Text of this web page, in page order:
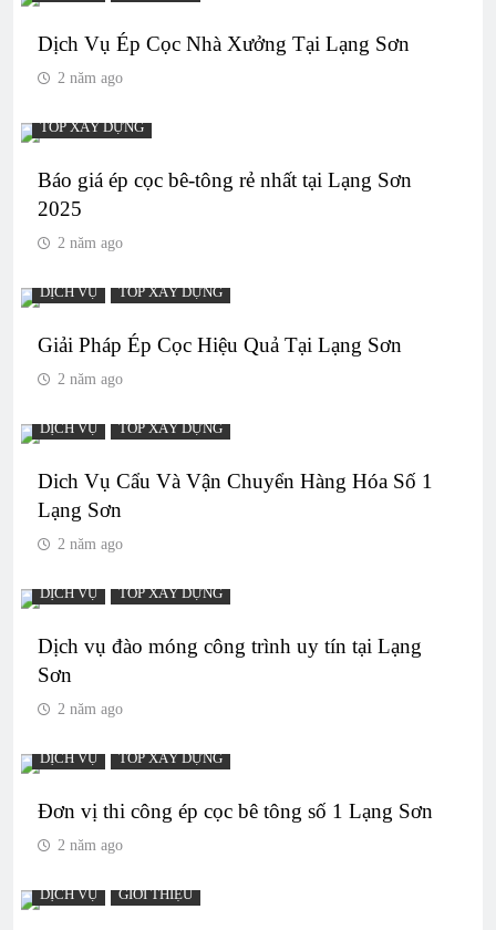
Dịch Vụ Ép Cọc Nhà Xưởng Tại Lạng Sơn
2 năm ago
TOP XÂY DỰNG
Báo giá ép cọc bê-tông rẻ nhất tại Lạng Sơn
2025
2 năm ago
DỊCH VỤ TOP XÂY DỰNG
Giải Pháp Ép Cọc Hiệu Quả Tại Lạng Sơn
2 năm ago
DỊCH VỤ TOP XÂY DỰNG
Dich Vụ Cẩu Và Vận Chuyển Hàng Hóa Số 1
Lạng Sơn
2 năm ago
DỊCH VỤ TOP XÂY DỰNG
Dịch vụ đào móng công trình uy tín tại Lạng
Sơn
2 năm ago
DỊCH VỤ TOP XÂY DỰNG
Đơn vị thi công ép cọc bê tông số 1 Lạng Sơn
2 năm ago
DỊCH VỤ GIỚI THIỆU